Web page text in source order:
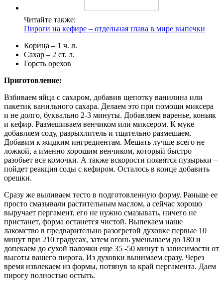
Читайте также:
Пироги на кефире – отдельная глава в мире выпечки
Корица – 1 ч. л.
Сахар – 2 ст. л.
Горсть орехов
Приготовление:
Взбиваем яйца с сахаром, добавив щепотку ванилина или
пакетик ванильного сахара. Делаем это при помощи миксера
и не долго, буквально 2-3 минуты. Добавляем варенье, коньяк
и кефир. Размешиваем венчиком или миксером. К муке
добавляем соду, разрыхлитель и тщательно размешаем.
Добавим к жидким ингредиентам. Мешать лучше всего не
ложкой, а именно хорошим венчиком, который быстро
разобьет все комочки. А также вскорости появятся пузырьки –
пойдет реакция соды с кефиром. Осталось в конце добавить
орешки.
Сразу же выливаем тесто в подготовленную форму. Раньше ее
просто смазывали растительным маслом, а сейчас хорошо
выручает пергамент, его не нужно смазывать, ничего не
пристанет, форма останется чистой. Выпекаем наше
лакомство в предварительно разогретой духовке первые 10
минут при 210 градусах, затем огонь уменьшаем до 180 и
допекаем до сухой палочки еще 35 -50 минут в зависимости от
высоты вашего пирога. Из духовки вынимаем сразу. Через
время извлекаем из формы, потянув за край пергамента. Даем
пирогу полностью остыть.